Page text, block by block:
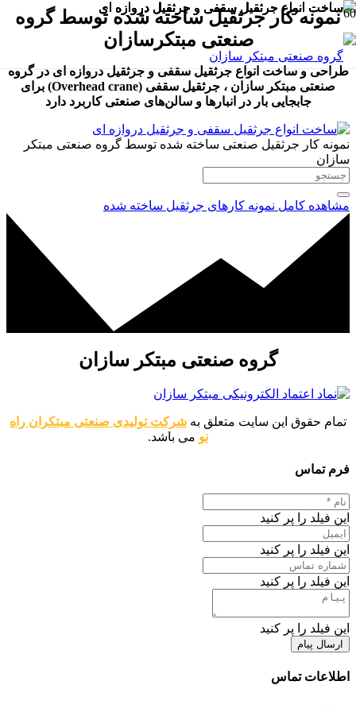
نمونه کار جرثقیل ساخته شده توسط گروه
صنعتی مبتکرسازان
طراحی و ساخت انواع جرثقیل سقفی و جرثقیل دروازه ای در گروه
صنعتی مبتکر سازان ، جرثقیل سقفی (Overhead crane) برای
جابجایی بار در انبارها و سالن‌های صنعتی کاربرد دارد
نمونه کار جرثقیل صنعتی ساخته شده توسط گروه صنعتی مبتکر
سازان
مشاهده کامل نمونه کارهای جرثقیل ساخته شده
گروه صنعتی مبتکر سازان
تمام حقوق این سایت متعلق به شرکت تولیدی صنعتی مبتکران راه
نو می باشد.
فرم تماس
این فیلد را پر کنید
این فیلد را پر کنید
این فیلد را پر کنید
این فیلد را پر کنید
ارسال پیام
اطلاعات تماس